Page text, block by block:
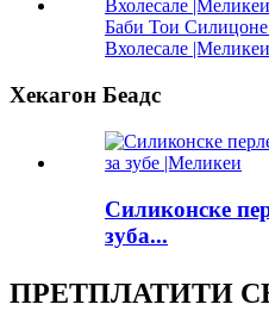
Баби Тои
Вхолесале |Меликеи
Хекагон Беадс
Силиконске
зуба...
ПРЕТПЛАТИТИ